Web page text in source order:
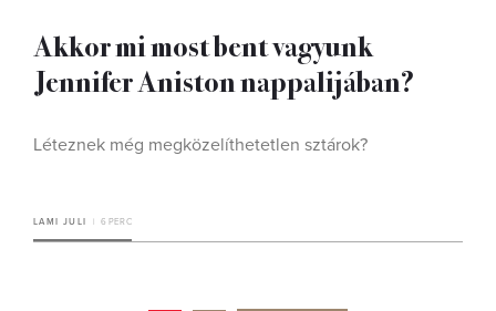
Akkor mi most bent vagyunk
Jennifer Aniston nappalijában?
Léteznek még megközelíthetetlen sztárok?
LAMI JULI 6 PERC